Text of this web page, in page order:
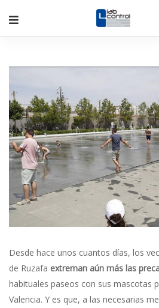
Desde hace unos cuantos días, los
de Ruzafa extreman aún más las
habituales paseos con sus mascotas
Valencia. Y es que, a las necesarias